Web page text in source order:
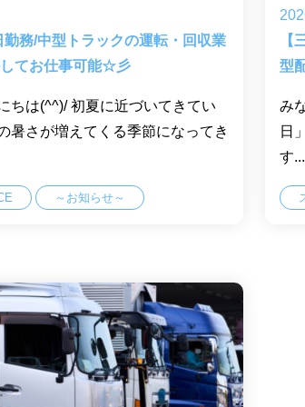
勤務/中型トラックの運転・回収業
てお仕事可能☆彡
ちは(^^)/ 初夏に近づいてきてい
暑さが増えてくる季節になってき
～お知らせ～
【
型
み
日
す...